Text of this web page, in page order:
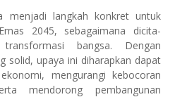
menjadi langkah konkret untuk
2045, sebagaimana dicita-
bangsa. Dengan
solid, upaya ini diharapkan dapat
mengurangi kebocoran
mendorong pembangunan